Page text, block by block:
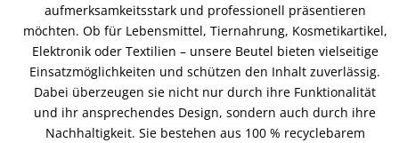
aufmerksamkeitsstark und professionell präsentieren
möchten. Ob für Lebensmittel, Tiernahrung, Kosmetikartikel,
Elektronik oder Textilien – unsere Beutel bieten vielseitige
Einsatzmöglichkeiten und schützen den Inhalt zuverlässig.
Dabei überzeugen sie nicht nur durch ihre Funktionalität
und ihr ansprechendes Design, sondern auch durch ihre
Nachhaltigkeit. Sie bestehen aus 100 % recyclebarem